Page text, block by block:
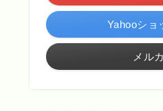
Yahooショ
メル